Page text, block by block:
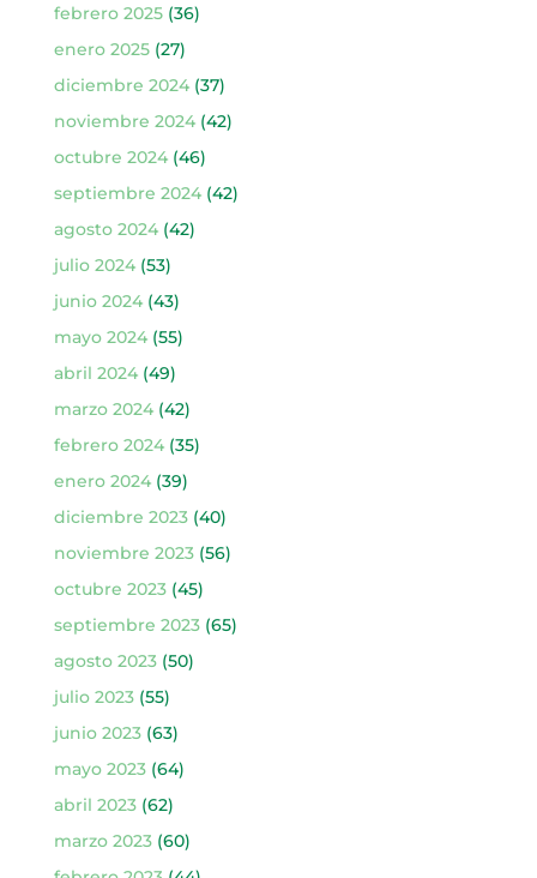
febrero 2025(36)
enero 2025(27)
diciembre 2024(37)
noviembre 2024(42)
octubre 2024(46)
septiembre 2024(42)
agosto 2024(42)
julio 2024(53)
junio 2024(43)
mayo 2024(55)
abril 2024(49)
marzo 2024(42)
febrero 2024(35)
enero 2024(39)
diciembre 2023(40)
noviembre 2023(56)
octubre 2023(45)
septiembre 2023(65)
agosto 2023(50)
julio 2023(55)
junio 2023(63)
mayo 2023(64)
abril 2023(62)
marzo 2023(60)